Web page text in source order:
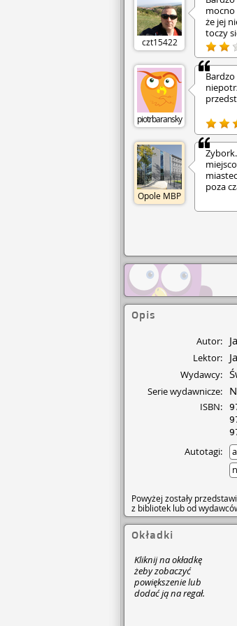
czt15422
mocno
że jej
toczy
piotrbaransky
Opole MBP
poza
żoną
do
dzieci.
te,
je
które
na
Opis
Autor:
Lektor:
Wydawcy:
Serie wydawnicze:
ISBN:
Autotagi:
Powyżej zostały
z bibliotek lub od
Okładki
Kliknij na okładkę
żeby zobaczyć
powiększenie lub
dodać ją na regał.